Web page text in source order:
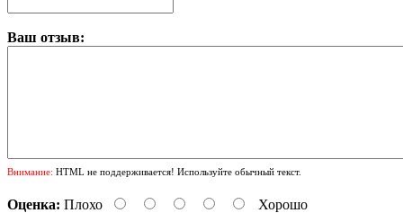
Ваш отзыв:
Внимание: HTML не поддерживается! Используйте обычный текст.
Оценка: Плохо Хорошо